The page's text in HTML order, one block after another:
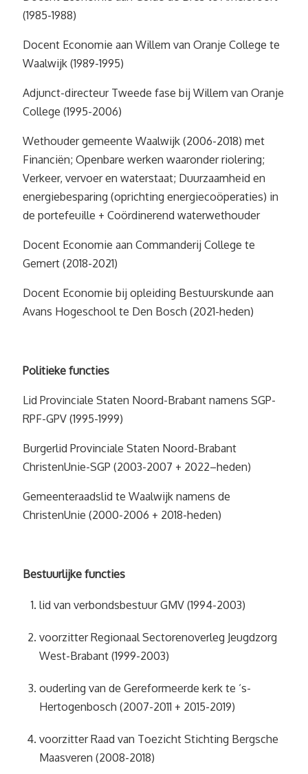
(1985-1988)
Docent Economie aan Willem van Oranje College te
Waalwijk (1989-1995)
Adjunct-directeur Tweede fase bij Willem van Oranje
College (1995-2006)
Wethouder gemeente Waalwijk (2006-2018) met
Financiën; Openbare werken waaronder riolering;
Verkeer, vervoer en waterstaat; Duurzaamheid en
energiebesparing (oprichting energiecoöperaties) in
de portefeuille + Coördinerend waterwethouder
Docent Economie aan Commanderij College te
Gemert (2018-2021)
Docent Economie bij opleiding Bestuurskunde aan
Avans Hogeschool te Den Bosch (2021-heden)
Politieke functies
Lid Provinciale Staten Noord-Brabant namens SGP-
RPF-GPV (1995-1999)
Burgerlid Provinciale Staten Noord-Brabant
ChristenUnie-SGP (2003-2007 + 2022–heden)
Gemeenteraadslid te Waalwijk namens de
ChristenUnie (2000-2006 + 2018-heden)
Bestuurlijke functies
lid van verbondsbestuur GMV (1994-2003)
voorzitter Regionaal Sectorenoverleg Jeugdzorg
West-Brabant (1999-2003)
ouderling van de Gereformeerde kerk te ‘s-
Hertogenbosch (2007-2011 + 2015-2019)
voorzitter Raad van Toezicht Stichting Bergsche
Maasveren (2008-2018)